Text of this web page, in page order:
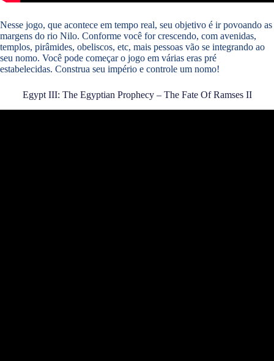
Nesse jogo, que acontece em tempo real, seu objetivo é ir povoando as
margens do rio Nilo. Conforme você for crescendo, com avenidas,
templos, pirâmides, obeliscos, etc, mais pessoas vão se integrando ao
seu nomo. Você pode começar o jogo em várias eras pré
estabelecidas. Construa seu império e controle um nomo!
Egypt III: The Egyptian Prophecy – The Fate Of Ramses II